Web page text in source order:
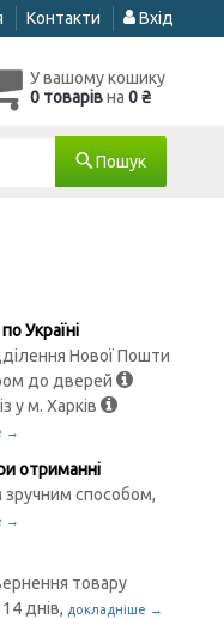
Контакти Вхід
У вашому кошику
0 товарівна 0 ₴
Пошук
Україні
Нової Пошти
до дверей
у м. Харків
→
отриманні
зручним способом,
→
товару
днів, докладніше →